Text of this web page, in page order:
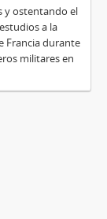
y ostentando el
a la
Francia durante
militares en